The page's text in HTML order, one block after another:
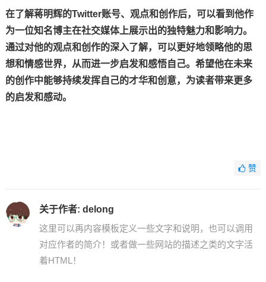
在了解蒋明辉的Twitter账号、观点和创作后，可以看到他作
为一位知名博主在社交媒体上展示出的独特魅力和影响力。
通过对他的观点和创作的深入了解，可以更好地领略他的思
想和情感世界，从而进一步启发和感悟自己。希望他在未来
的创作中能够持续发挥自己的才华和创意，为读者带来更多
的启发和感动。
赞
关于作者: delong
这里可以再内容模板定义一些文字和说明，也可以调用
对应作者的简介！或者做一些网站的描述之类的文字活
着HTML！